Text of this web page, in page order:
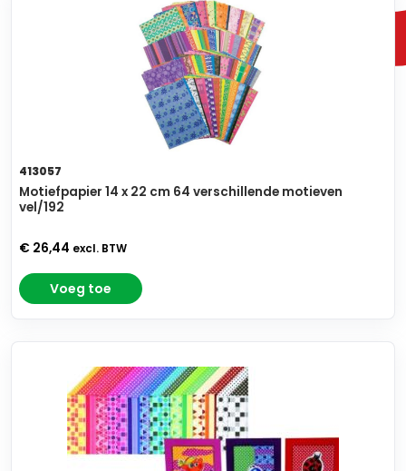
413057
Motiefpapier 14 x 22 cm 64 verschillende motieven
vel/192
€ 26,44 excl. BTW
Voeg toe